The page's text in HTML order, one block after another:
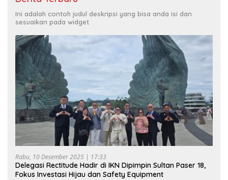
Ini adalah contoh judul deskripsi yang bisa anda isi dan
sesuaikan pada widget
Rabu, 10 Desember 2025 | 17:33
Delegasi Rectitude Hadir di IKN Dipimpin Sultan Paser 18,
Fokus Investasi Hijau dan Safety Equipment